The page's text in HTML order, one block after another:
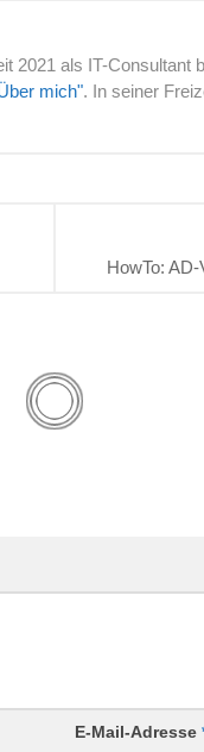
2021 als IT-Consultant
mich". In seiner
HowTo:
E-Mail-Adresse